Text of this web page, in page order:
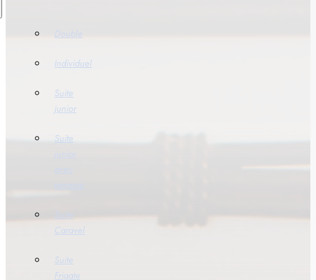
Double
Individuel
Suite
junior
Suite
Suite
Caravel
Suite
Frigate